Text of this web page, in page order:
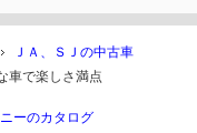
ＪＡ、ＳＪの中古車
車で楽しさ満点
ーのカタログ